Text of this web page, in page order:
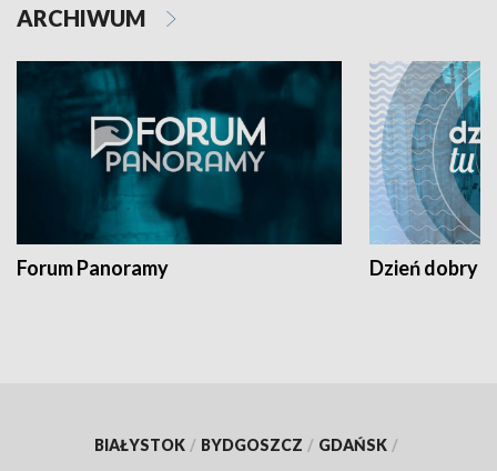
ARCHIWUM
Forum Panoramy Dzień dobry
BIAŁYSTOK / BYDGOSZCZ / GDAŃSK /